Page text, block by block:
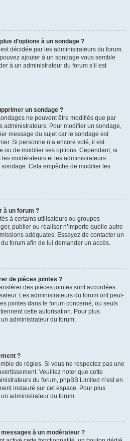
d’options à un sondage ?
décidée par les administrateurs du forum.
ajouter à un sondage vous semble
à un administrateur du forum s’il est
un sondage ?
ne peuvent être modifiés que par
administrateurs. Pour modifier un sondage,
message du sujet car le sondage est
Si personne n’a encore voté, il est
ou de modifier ses options. Cependant, si
modérateurs et les administrateurs
Cela empêche de modifier les
à un forum ?
à certains utilisateurs ou groupes
publier ou réaliser n’importe quelle autre
adéquates. Essayez de contacter un
forum afin de lui demander un accès.
de pièces jointes ?
des pièces jointes sont accordées
Les administrateurs du forum ont peut-
jointes dans le forum concerné, ou seuls
cette autorisation. Pour plus
administrateur du forum.
?
de règles. Si vous ne respectez pas une
Veuillez noter que cette
du forum, phpBB Limited n’est en
instauré sur cet espace. Pour plus
administrateur du forum.
à un modérateur ?